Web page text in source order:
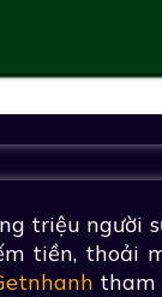
triệu người
tiền, thoải
tham